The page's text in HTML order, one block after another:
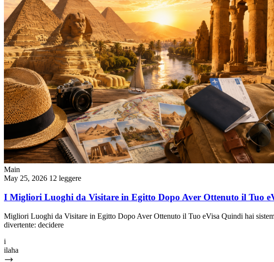
Main
May 25, 2026 12 leggere
I Migliori Luoghi da Visitare in Egitto Dopo Aver Ottenuto il Tuo
Migliori Luoghi da Visitare in Egitto Dopo Aver Ottenuto il Tuo eVisa Quindi hai
divertente: decidere
i
ilaha